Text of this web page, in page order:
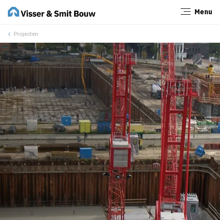
Menu
Projecten
Sluiten